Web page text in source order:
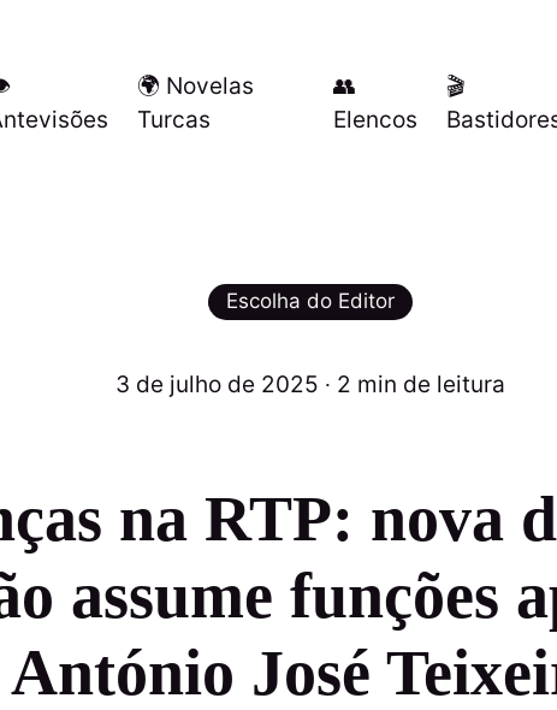
🌍 Novelas
Turcas
👥
Elencos
🎬
Escolha do Editor
3 de julho de 2025 ∙ 2 min de leitura
na RTP: nova
assume funções
António José